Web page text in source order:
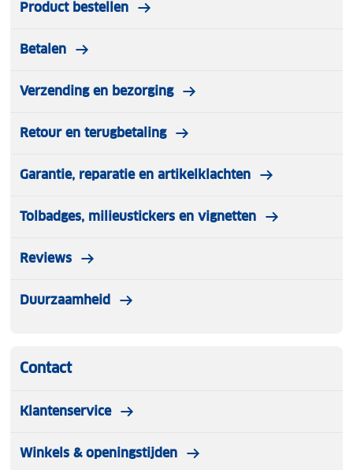
Product bestellen
Betalen
Verzending en bezorging
Retour en terugbetaling
Garantie, reparatie en artikelklachten
Tolbadges, milieustickers en vignetten
Reviews
Duurzaamheid
Contact
Klantenservice
Winkels & openingstijden